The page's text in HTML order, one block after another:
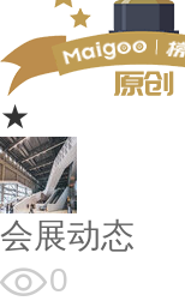
★
会展动态
0